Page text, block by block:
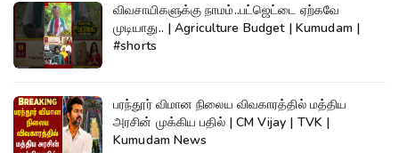
விவசாயிகளுக்கு நாமம்..பட்ஜெட்டை ஏற்கவே
முடியாது.. | Agriculture Budget | Kumudam |
#shorts
பரந்தூர் விமான நிலைய விவகாரத்தில் மத்திய
அரசின் முக்கிய பதில் | CM Vijay | TVK |
Kumudam News